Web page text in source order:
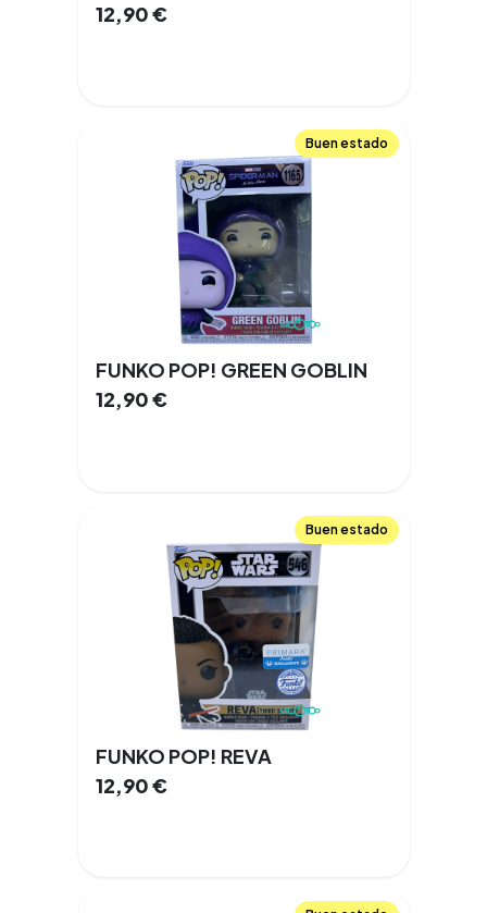
12,90€
Buen estado
FUNKO POP! GREEN GOBLIN
12,90€
Buen estado
FUNKO POP! REVA
12,90€